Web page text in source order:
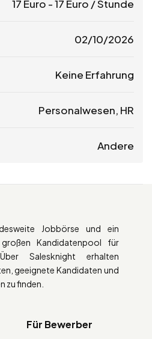
17 Euro -17 Euro / Stunde
02/10/2026
Keine Erfahrung
Personalwesen, HR
Andere
Jobbörse und ein
Kandidatenpool für
Salesknight erhalten
geeignete Kandidaten und
zu finden.
Für Bewerber